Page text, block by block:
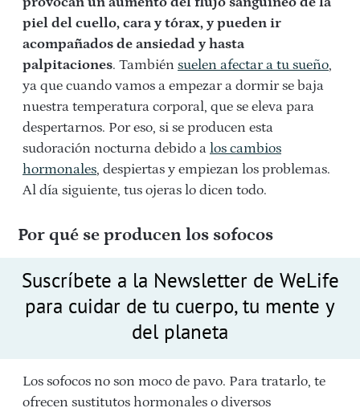
piel del cuello, cara y tórax, y pueden ir
acompañados de ansiedad y hasta
palpitaciones. También suelen afectar a tu sueño,
ya que cuando vamos a empezar a dormir se baja
nuestra temperatura corporal, que se eleva para
despertarnos. Por eso, si se producen esta
sudoración nocturna debido a los cambios
hormonales, despiertas y empiezan los problemas.
Al día siguiente, tus ojeras lo dicen todo.
Por qué se producen los sofocos
Suscríbete a la Newsletter de WeLife
para cuidar de tu cuerpo, tu mente y
del planeta
Los sofocos no son moco de pavo. Para tratarlo, te
ofrecen sustitutos hormonales o diversos